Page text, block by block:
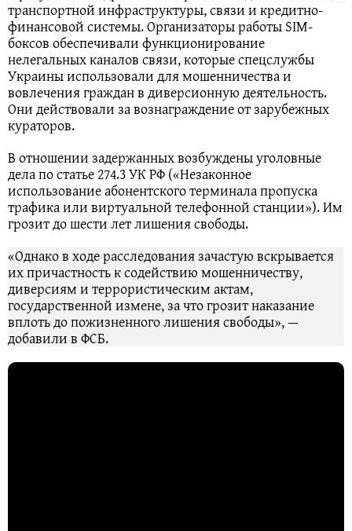
транспортной инфраструктуры, связи и кредитно-
финансовой системы. Организаторы работы SIM-
боксов обеспечивали функционирование
нелегальных каналов связи, которые спецслужбы
Украины использовали для мошенничества и
вовлечения граждан в диверсионную деятельность.
Они действовали за вознаграждение от зарубежных
кураторов.
В отношении задержанных возбуждены уголовные
дела по статье 274.3 УК РФ («Незаконное
использование абонентского терминала пропуска
трафика или виртуальной телефонной станции»). Им
грозит до шести лет лишения свободы.
«Однако в ходе расследования зачастую вскрывается
их причастность к содействию мошенничеству,
диверсиям и террористическим актам,
государственной измене, за что грозит наказание
вплоть до пожизненного лишения свободы», —
добавили в ФСБ.